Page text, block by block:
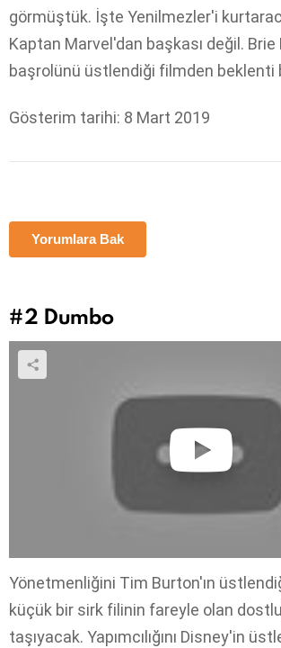
görmüştük. İşte Yenilmezler'i
Kaptan Marvel'dan başkası değil. Brie
başrolünü üstlendiği filmden beklenti
Gösterim tarihi: 8 Mart 2019
Yorumlara Bak
#2 Dumbo
Yönetmenliğini Tim Burton'ın
küçük bir sirk filinin fareyle olan
taşıyacak. Yapımcılığını Disney'in